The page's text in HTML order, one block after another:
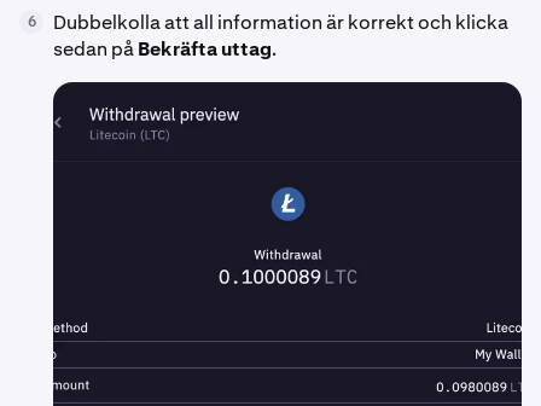
6
Dubbelkolla att all information är korrekt och klicka
sedan påBekräfta uttag.